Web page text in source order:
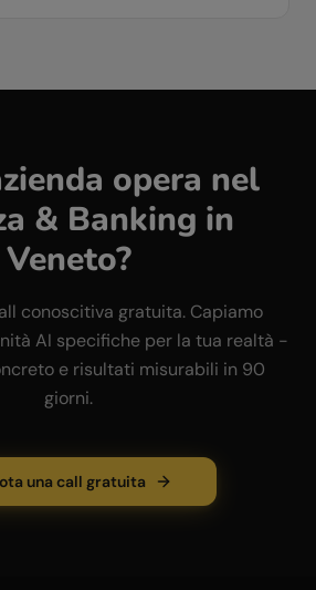
opera nel
& Banking in
Veneto?
conoscitiva gratuita. Capiamo
AI specifiche per la tua realtà -
e risultati misurabili in 90
giorni.
una call gratuita